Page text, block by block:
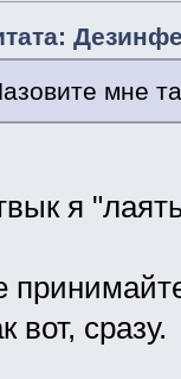
мне
я
вот, сразу.